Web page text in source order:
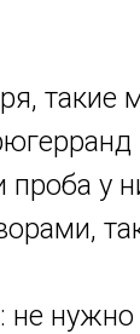
такие
у